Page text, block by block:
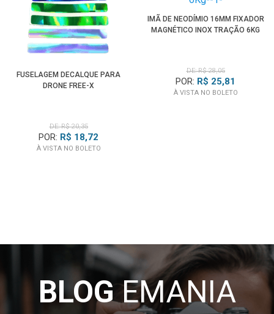
FUSELAGEM DECALQUE PARA
DRONE FREE-X
DE: R$ 20,35
POR: R$ 18,72
À VISTA NO BOLETO
IMÃ DE NEODÍMIO 16MM FIXADOR
MAGNÉTICO INOX TRAÇÃO 6KG
DE: R$ 28,05
POR: R$ 25,81
À VISTA NO BOLETO
BLOGEMANIA